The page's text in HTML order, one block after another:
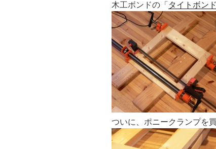
木工ボンドの「 タイトボンド
ついに、ポニークランプを